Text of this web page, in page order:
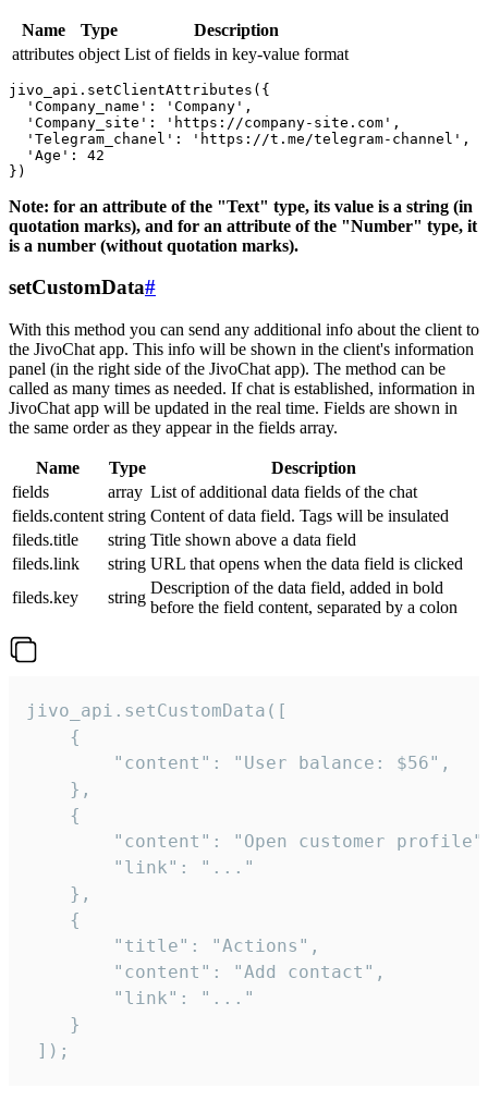
Name Type
Description
attributes object List of fields in key-value format
jivo_api.setClientAttributes({
  'Company_name': 'Company',
  'Company_site': 'https://company-site.com',
  'Telegram_chanel': 'https://t.me/telegram-channel',
  'Age': 42
Note: for an attribute of the "Text" type, its value is a string (in
quotation marks), and for an attribute of the "Number" type, it
is a number (without quotation marks).
setCustomData#
With this method you can send any additional info about the client to
the JivoChat app. This info will be shown in the client's information
panel (in the right side of the JivoChat app). The method can be
called as many times as needed. If chat is established, information in
JivoChat app will be updated in the real time. Fields are shown in
the same order as they appear in the fields array.
Name Type
Description
fields
array List of additional data fields of the chat
fields.content string Content of data field. Tags will be insulated
fileds.title
string Title shown above a data field
fileds.link
string URL that opens when the data field is clicked
fileds.key
string
Description of the data field, added in bold
before the field content, separated by a colon
jivo_api.setCustomData([
    {
        "content": "User balance: $56",
    },
    {
"content": "Open customer
        "link": "..."
    },
    {
        "title": "Actions",
        "content": "Add contact",
        "link": "..."
    }
]);